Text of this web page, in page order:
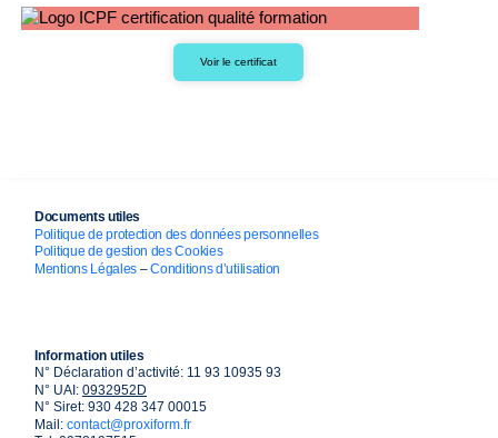
Voir le certificat
Documents utiles
Politique de protection des données personnelles
Politique de gestion des Cookies
Mentions Légales –Conditions d’utilisation
Information utiles
N° Déclaration d’activité: 11 93 10935 93
N° UAI: 0932952D
N° Siret: 930 428 347 00015
Mail: contact@proxiform.fr